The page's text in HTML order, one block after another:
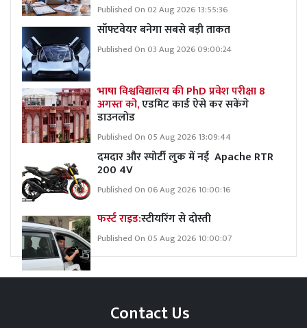
Published On 02 Aug 2026 13:55:36
सॉफ्टवेयर बनेगा सबसे बड़ी ताकत
Published On 03 Aug 2026 09:00:24
भाषा विश्वविद्यालय की PhD प्रवेश परीक्षा 8
अगस्त को,एडमिट कार्ड ऐसे कर सकेंगे
डाउनलोड
Published On 05 Aug 2026 13:09:44
दमदार और स्पोर्टी लुक में नई Apache RTR
200 4V
Published On 06 Aug 2026 10:00:16
फर्स्ट राइड:स्टीयरिंग से दोस्ती
Published On 05 Aug 2026 10:00:07
Contact Us